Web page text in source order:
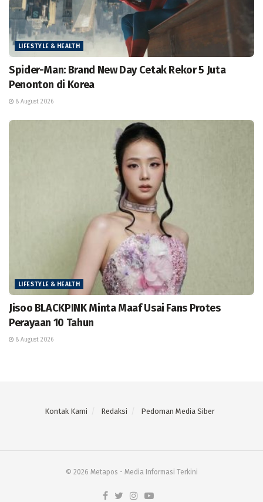
LIFESTYLE & HEALTH
Spider-Man: Brand New Day Cetak Rekor 5 Juta
Penonton di Korea
8 August 2026
LIFESTYLE & HEALTH
Jisoo BLACKPINK Minta Maaf Usai Fans Protes
Perayaan 10 Tahun
8 August 2026
Kontak Kami Redaksi Pedoman Media Siber
© 2026 Metapos - Media Informasi Terkini